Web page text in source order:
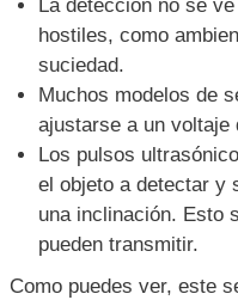
La detección no se
hostiles, como
suciedad.
Muchos modelos de
ajustarse a un voltaje
Los pulsos
el objeto a detectar y
una inclinación. Esto
pueden transmitir.
Como puedes ver, este